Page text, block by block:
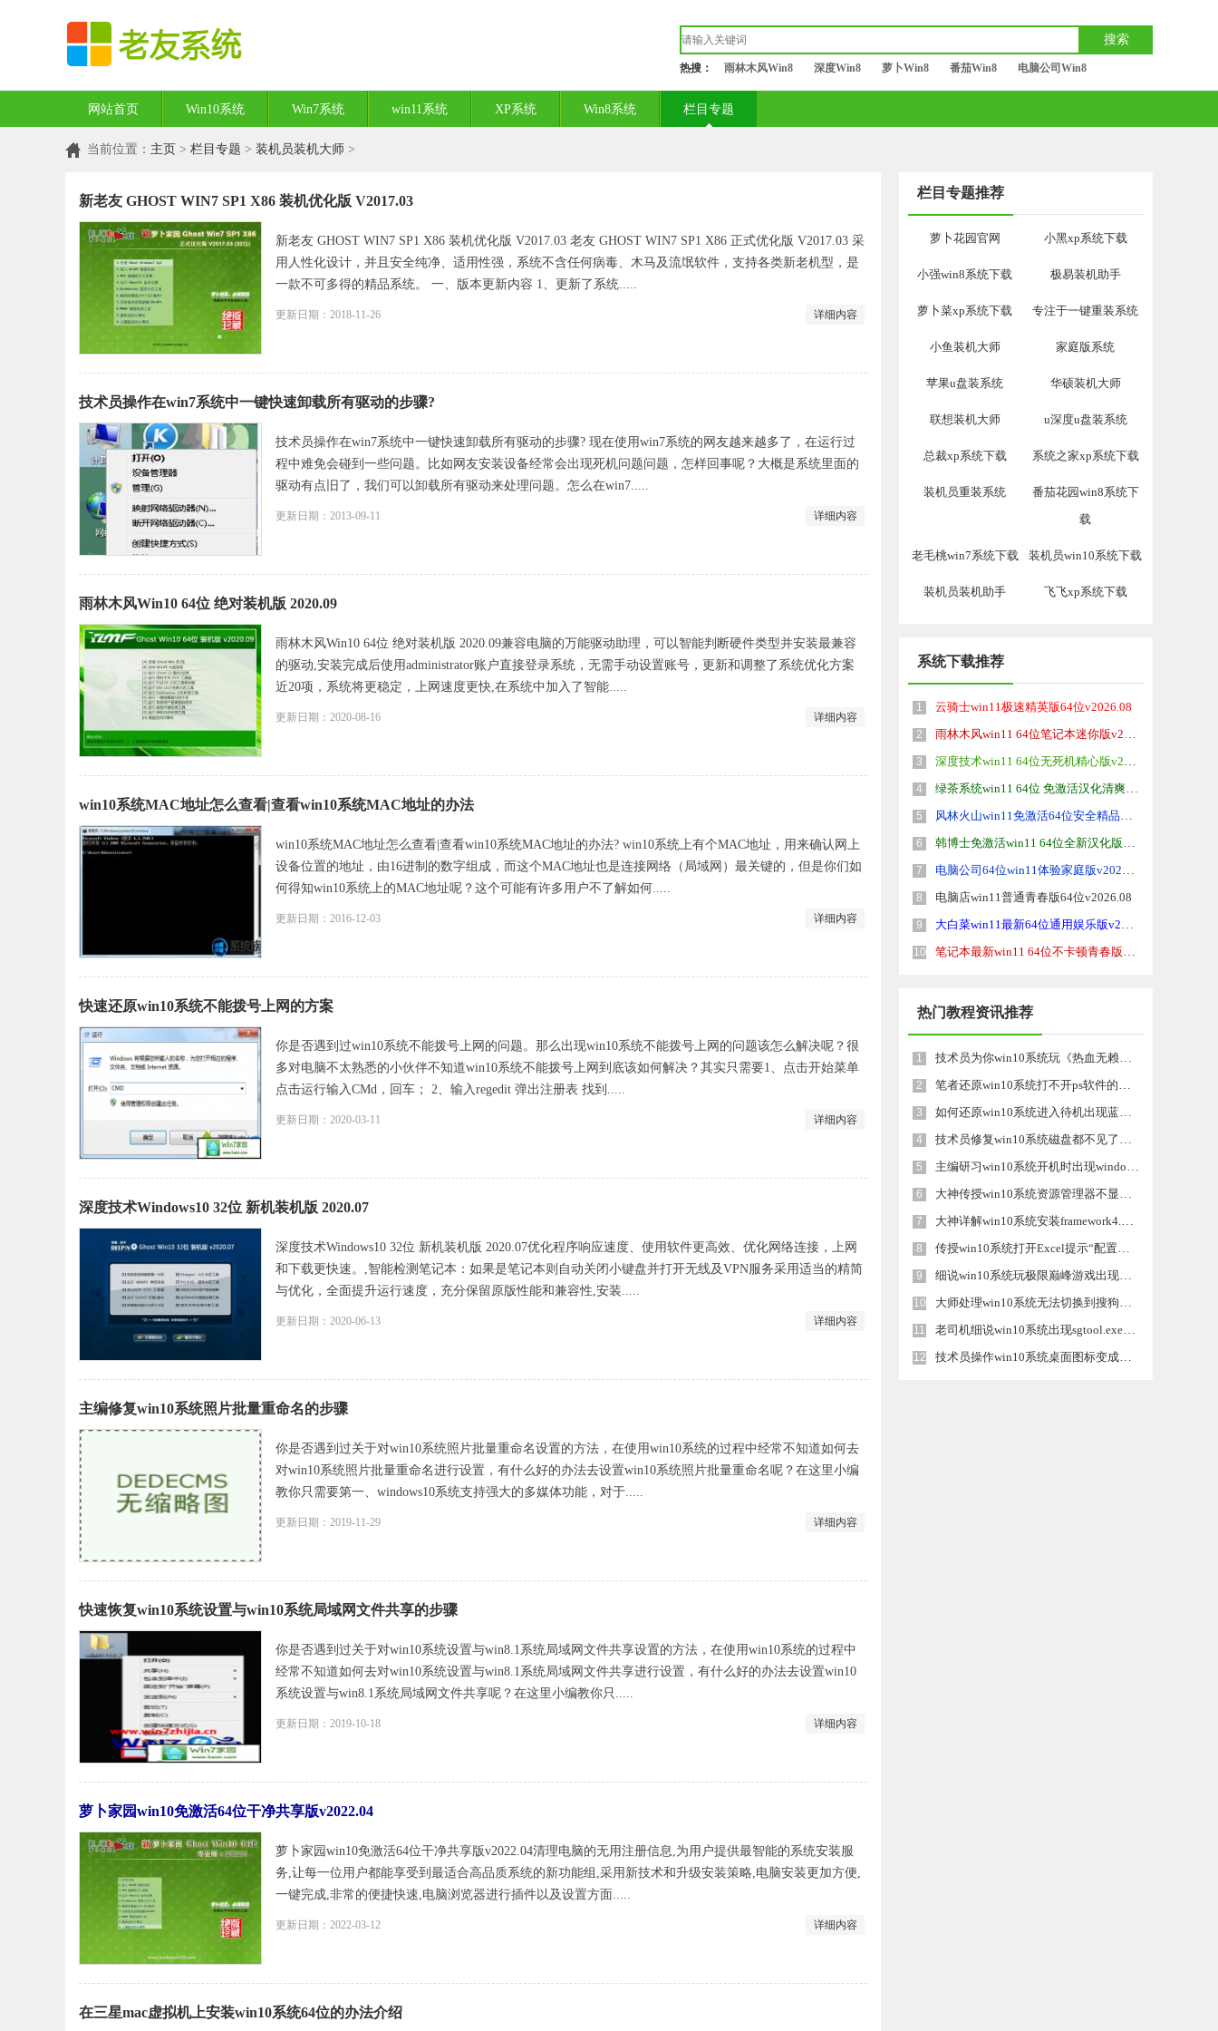
热搜： 雨林木风Win8 深度Win8 萝卜Win8 番茄Win8 电脑公司Win8
网站首页 Win10系统 Win7系统 win11系统 XP系统 Win8系统 栏目专题
当前位置： 主页 > 栏目专题 > 装机员装机大师 >
新老友 GHOST WIN7 SP1 X86 装机优化版 V2017.03
新老友 GHOST WIN7 SP1 X86 装机优化版 V2017.03 老友 GHOST WIN7 SP1 X86 正式优化版 V2017.03 采
用人性化设计，并且安全纯净、适用性强，系统不含任何病毒、木马及流氓软件，支持各类新老机型，是
一款不可多得的精品系统。 一、版本更新内容 1、更新了系统.....
更新日期：2018-11-26 详细内容
技术员操作在win7系统中一键快速卸载所有驱动的步骤?
技术员操作在win7系统中一键快速卸载所有驱动的步骤? 现在使用win7系统的网友越来越多了，在运行过
程中难免会碰到一些问题。比如网友安装设备经常会出现死机问题问题，怎样回事呢？大概是系统里面的
驱动有点旧了，我们可以卸载所有驱动来处理问题。怎么在win7.....
更新日期：2013-09-11 详细内容
雨林木风Win10 64位 绝对装机版 2020.09
雨林木风Win10 64位 绝对装机版 2020.09兼容电脑的万能驱动助理，可以智能判断硬件类型并安装最兼容
的驱动,安装完成后使用administrator账户直接登录系统，无需手动设置账号，更新和调整了系统优化方案
近20项，系统将更稳定，上网速度更快,在系统中加入了智能.....
更新日期：2020-08-16 详细内容
win10系统MAC地址怎么查看|查看win10系统MAC地址的办法
win10系统MAC地址怎么查看|查看win10系统MAC地址的办法? win10系统上有个MAC地址，用来确认网上
设备位置的地址，由16进制的数字组成，而这个MAC地址也是连接网络（局域网）最关键的，但是你们如
何得知win10系统上的MAC地址呢？这个可能有许多用户不了解如何.....
更新日期：2016-12-03 详细内容
快速还原win10系统不能拨号上网的方案
你是否遇到过win10系统不能拨号上网的问题。那么出现win10系统不能拨号上网的问题该怎么解决呢？很
多对电脑不太熟悉的小伙伴不知道win10系统不能拨号上网到底该如何解决？其实只需要1、点击开始菜单
点击运行输入CMd，回车； 2、输入regedit 弹出注册表 找到.....
更新日期：2020-03-11 详细内容
深度技术Windows10 32位 新机装机版 2020.07
深度技术Windows10 32位 新机装机版 2020.07优化程序响应速度、使用软件更高效、优化网络连接，上网
和下载更快速。,智能检测笔记本：如果是笔记本则自动关闭小键盘并打开无线及VPN服务采用适当的精简
与优化，全面提升运行速度，充分保留原版性能和兼容性,安装.....
更新日期：2020-06-13 详细内容
主编修复win10系统照片批量重命名的步骤
你是否遇到过关于对win10系统照片批量重命名设置的方法，在使用win10系统的过程中经常不知道如何去
对win10系统照片批量重命名进行设置，有什么好的办法去设置win10系统照片批量重命名呢？在这里小编
教你只需要第一、windows10系统支持强大的多媒体功能，对于.....
更新日期：2019-11-29 详细内容
快速恢复win10系统设置与win10系统局域网文件共享的步骤
你是否遇到过关于对win10系统设置与win8.1系统局域网文件共享设置的方法，在使用win10系统的过程中
经常不知道如何去对win10系统设置与win8.1系统局域网文件共享进行设置，有什么好的办法去设置win10
系统设置与win8.1系统局域网文件共享呢？在这里小编教你只.....
更新日期：2019-10-18 详细内容
萝卜家园win10免激活64位干净共享版v2022.04
萝卜家园win10免激活64位干净共享版v2022.04清理电脑的无用注册信息,为用户提供最智能的系统安装服
务,让每一位用户都能享受到最适合高品质系统的新功能组,采用新技术和升级安装策略,电脑安装更加方便,
一键完成,非常的便捷快速,电脑浏览器进行插件以及设置方面.....
更新日期：2022-03-12 详细内容
在三星mac虚拟机上安装win10系统64位的办法介绍
栏目专题推荐
萝卜花园官网 小黑xp系统下载
小强win8系统下载 极易装机助手
萝卜菜xp系统下载 专注于一键重装系统
小鱼装机大师 家庭版系统
苹果u盘装系统 华硕装机大师
联想装机大师 u深度u盘装系统
总裁xp系统下载 系统之家xp系统下载
装机员重装系统
番茄花园win8系统下
载
老毛桃win7系统下载 装机员win10系统下载
装机员装机助手 飞飞xp系统下载
系统下载推荐
1 云骑士win11极速精英版64位v2026.08
2 雨林木风win11 64位笔记本迷你版v2026.08免激活
3 深度技术win11 64位无死机精心版v2026.08
4 绿茶系统win11 64位 免激活汉化清爽版v2026.08
5 风林火山win11免激活64位安全精品版v2026.08
6 韩博士免激活win11 64位全新汉化版v2026.08
7 电脑公司64位win11体验家庭版v2026.08
8 电脑店win11普通青春版64位v2026.08
9 大白菜win11最新64位通用娱乐版v2026.08
10 笔记本最新win11 64位不卡顿青春版v2026.08
热门教程资讯推荐
1 技术员为你win10系统玩《热血无赖》游戏突然闪退的教程
2 笔者还原win10系统打不开ps软件的教程
3 如何还原win10系统进入待机出现蓝屏的方案
4 技术员修复win10系统磁盘都不见了的步骤
5 主编研习win10系统开机时出现windows setup的步骤
6 大神传授win10系统资源管理器不显示菜单栏的步骤
7 大神详解win10系统安装framework4.5失败的教程
8 传授win10系统打开Excel提示“配置标识不正确，系统无法开始服务
9 细说win10系统玩极限巅峰游戏出现闪退的方案
10 大师处理win10系统无法切换到搜狗输入法的技巧
11 老司机细说win10系统出现sgtool.exe应用程序错误的方法
12 技术员操作win10系统桌面图标变成一样的步骤